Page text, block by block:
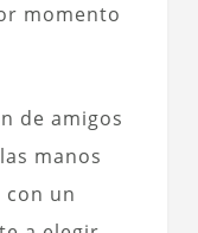
momento
de amigos
manos
con un